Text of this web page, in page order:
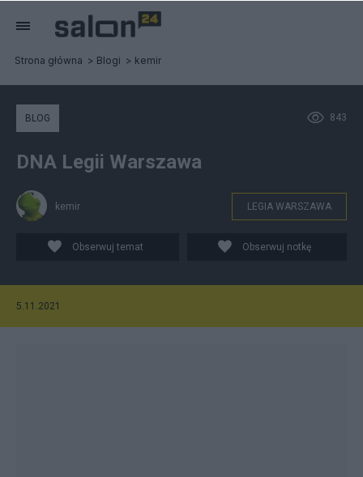
Strona główna Blogi kemir
843
BLOG
DNA Legii Warszawa
kemir LEGIA WARSZAWA
Obserwuj temat Obserwuj notkę
5.11.2021